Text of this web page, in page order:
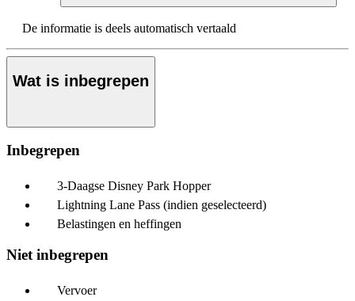
De informatie is deels automatisch vertaald
Wat is inbegrepen
Inbegrepen
3-Daagse Disney Park Hopper
Lightning Lane Pass (indien geselecteerd)
Belastingen en heffingen
Niet inbegrepen
Vervoer